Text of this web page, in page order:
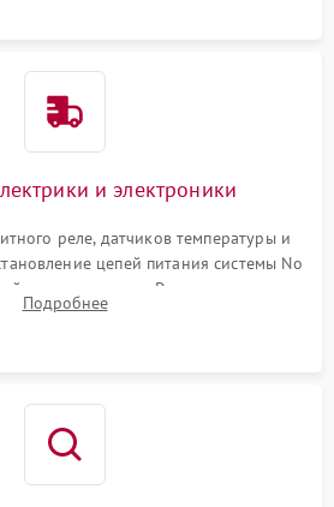
и электроники
реле, датчиков температуры и
цепей питания системы No
и вентилятор. Ремонт или замена
при сбоях алгоритмов.
Подробнее